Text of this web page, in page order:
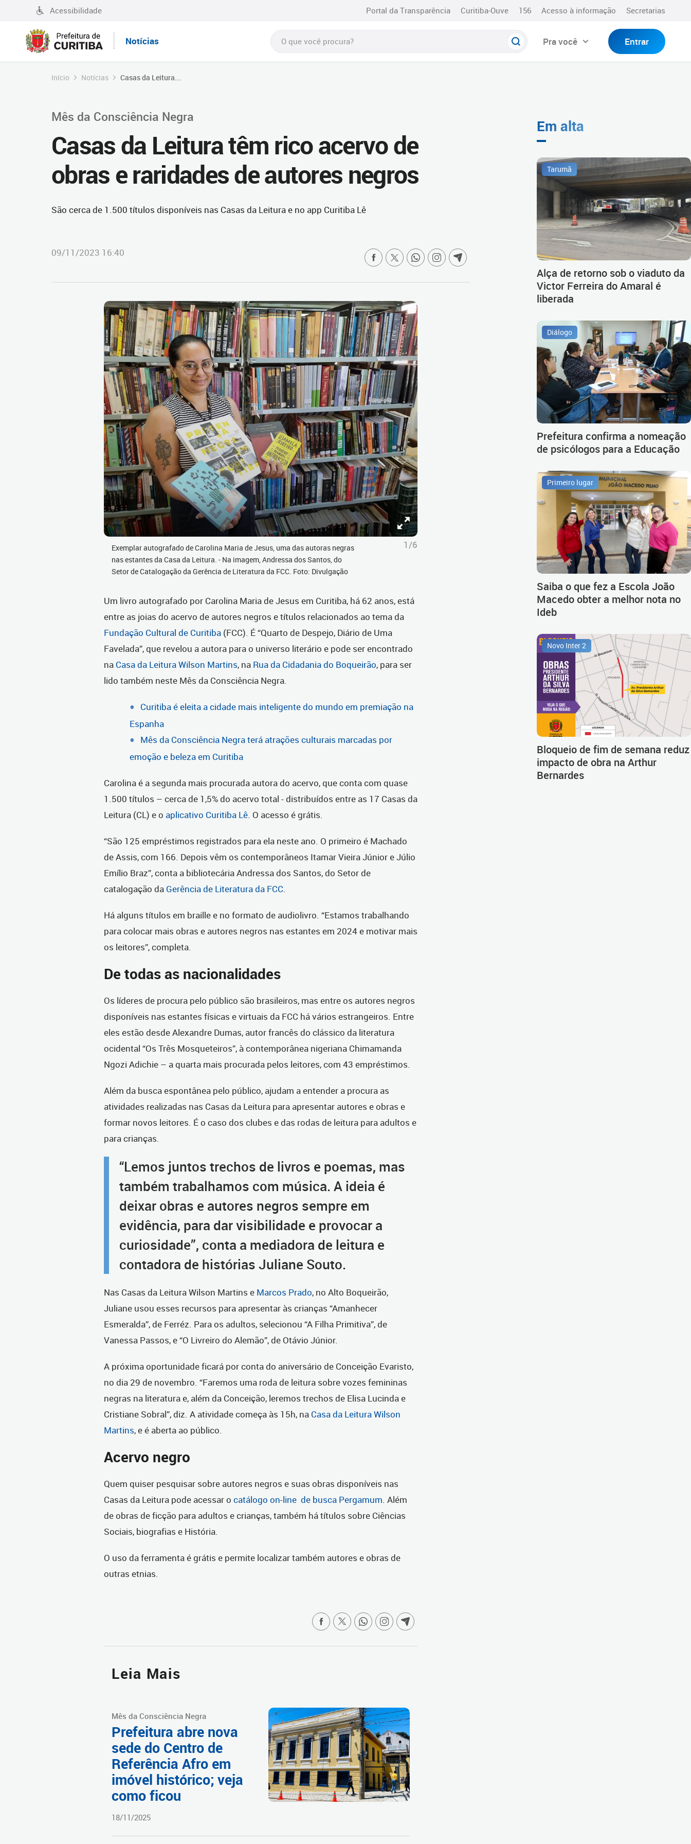
Acessibilidade Portal da Transparência Curitiba-Ouve 156 Acesso à informação Secretarias
Notícias Pra você Entrar
Início Notícias Casas da Leitura...
Mês da Consciência Negra
Casas da Leitura têm rico acervo de
obras e raridades de autores negros
São cerca de 1.500 títulos disponíveis nas Casas da Leitura e no app Curitiba Lê
09/11/2023 16:40
Exemplar autografado de Carolina Maria de Jesus, uma das autoras negras
nas estantes da Casa da Leitura. - Na imagem, Andressa dos Santos, do
Setor de Catalogação da Gerência de Literatura da FCC. Foto: Divulgação
1/6
Um livro autografado por Carolina Maria de Jesus em Curitiba, há 62 anos, está
entre as joias do acervo de autores negros e títulos relacionados ao tema da
Fundação Cultural de Curitiba (FCC). É “Quarto de Despejo, Diário de Uma
Favelada”, que revelou a autora para o universo literário e pode ser encontrado
na Casa da Leitura Wilson Martins, na Rua da Cidadania do Boqueirão, para ser
lido também neste Mês da Consciência Negra.
Curitiba é eleita a cidade mais inteligente do mundo em premiação na
Espanha
Mês da Consciência Negra terá atrações culturais marcadas por
emoção e beleza em Curitiba
Carolina é a segunda mais procurada autora do acervo, que conta com quase
1.500 títulos – cerca de 1,5% do acervo total - distribuídos entre as 17 Casas da
Leitura (CL) e o aplicativo Curitiba Lê . O acesso é grátis.
“São 125 empréstimos registrados para ela neste ano. O primeiro é Machado
de Assis, com 166. Depois vêm os contemporâneos Itamar Vieira Júnior e Júlio
Emílio Braz”, conta a bibliotecária Andressa dos Santos, do Setor de
catalogação da Gerência de Literatura da FCC
Há alguns títulos em braille e no formato de audiolivro. “Estamos trabalhando
para colocar mais obras e autores negros nas estantes em 2024 e motivar mais
os leitores”, completa.
De todas as nacionalidades
Os líderes de procura pelo público são brasileiros, mas entre os autores negros
disponíveis nas estantes físicas e virtuais da FCC há vários estrangeiros. Entre
eles estão desde Alexandre Dumas, autor francês do clássico da literatura
ocidental “Os Três Mosqueteiros”, à contemporânea nigeriana Chimamanda
Ngozi Adichie – a quarta mais procurada pelos leitores, com 43 empréstimos.
Além da busca espontânea pelo público, ajudam a entender a procura as
atividades realizadas nas Casas da Leitura para apresentar autores e obras e
formar novos leitores. É o caso dos clubes e das rodas de leitura para adultos e
para crianças.
“Lemos juntos trechos de livros e poemas, mas
também trabalhamos com música. A ideia é
deixar obras e autores negros sempre em
evidência, para dar visibilidade e provocar a
curiosidade”, conta a mediadora de leitura e
contadora de histórias Juliane Souto.
Nas Casas da Leitura Wilson Martins e Marcos Prado, no Alto Boqueirão,
Juliane usou esses recursos para apresentar às crianças “Amanhecer
Esmeralda”, de Ferréz. Para os adultos, selecionou “A Filha Primitiva”, de
Vanessa Passos, e “O Livreiro do Alemão”, de Otávio Júnior.
A próxima oportunidade ficará por conta do aniversário de Conceição Evaristo,
no dia 29 de novembro. “Faremos uma roda de leitura sobre vozes femininas
negras na literatura e, além da Conceição, leremos trechos de Elisa Lucinda e
Cristiane Sobral”, diz. A atividade começa às 15h, na Casa da Leitura Wilson
Martins, e é aberta ao público.
Acervo negro
Quem quiser pesquisar sobre autores negros e suas obras disponíveis nas
Casas da Leitura pode acessar o catálogo on-line de busca Pergamum . Além
de obras de ficção para adultos e crianças, também há títulos sobre Ciências
Sociais, biografias e História.
O uso da ferramenta é grátis e permite localizar também autores e obras de
outras etnias.
Leia Mais
Mês da Consciência Negra
Prefeitura abre nova
sede do Centro de
Referência Afro em
imóvel histórico; veja
como ficou
18/11/2025
Em alta
Tarumã
Alça de retorno sob o viaduto da
Victor Ferreira do Amaral é
liberada
Diálogo
Prefeitura confirma a nomeação
de psicólogos para a Educação
Primeiro lugar
Saiba o que fez a Escola João
Macedo obter a melhor nota no
Ideb
Novo Inter 2
Bloqueio de fim de semana reduz
impacto de obra na Arthur
Bernardes